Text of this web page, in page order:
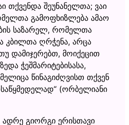
თქვენდა შეუნანელთა; ვაი
გამოფხიზლება ამაო
საზარელ, რომელთა
კბილთა ღრჭენა, არცა
დამიჯერებთ, მოიქეცით
ჭეშმარიტებისასა,
წინაგიძღვისთ თქვენ
(ორბელიანი
გიორგი ერისთავი